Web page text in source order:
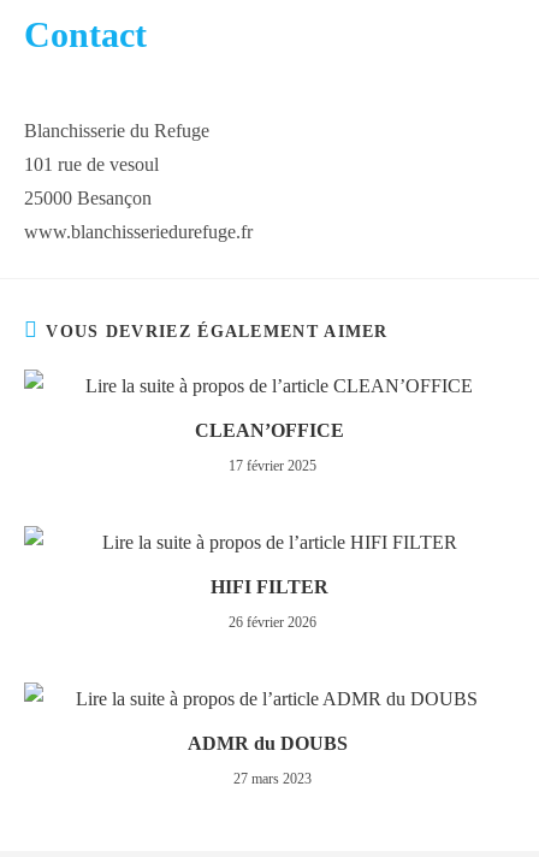
Contact
Blanchisserie du Refuge
101 rue de vesoul
25000 Besançon
www.blanchisseriedurefuge.fr
VOUS DEVRIEZ ÉGALEMENT AIMER
CLEAN’OFFICE
17 février 2025
HIFI FILTER
26 février 2026
ADMR du DOUBS
27 mars 2023